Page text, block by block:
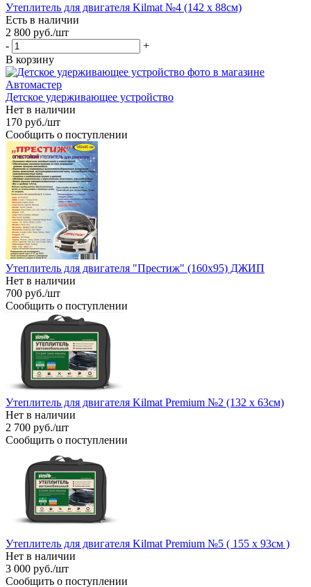
Утеплитель для двигателя Kilmat №4 (142 х 88см)
Есть в наличии
2 800 руб./шт
-
+
В корзину
Детское удерживающее устройство
Нет в наличии
170 руб./шт
Сообщить о поступлении
Утеплитель для двигателя "Престиж" (160х95) ДЖИП
Нет в наличии
700 руб./шт
Сообщить о поступлении
Утеплитель для двигателя Kilmat Premium №2 (132 х 63см)
Нет в наличии
2 700 руб./шт
Сообщить о поступлении
Утеплитель для двигателя Kilmat Premium №5 ( 155 х 93см )
Нет в наличии
3 000 руб./шт
Сообщить о поступлении